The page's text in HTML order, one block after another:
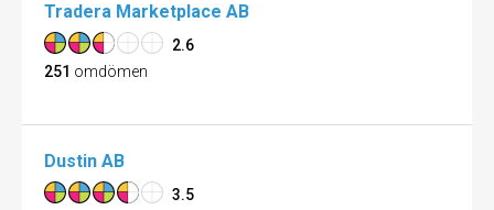
Tradera Marketplace AB
2.6
251 omdömen
Dustin AB
3.5